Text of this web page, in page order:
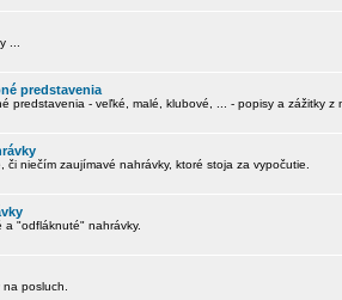
...
predstavenia
predstavenia - veľké, malé, klubové, ... - popisy a zážitky z
či niečím zaujímavé nahrávky, ktoré stoja za vypočutie.
a "odfláknuté" nahrávky.
posluch.